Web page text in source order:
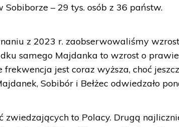
Sobiborze – 29 tys. osób z 36 państw.
z 2023 r. zaobserwowaliśmy
samego Majdanka to wzrost o prawie
frekwencja jest coraz wyższa, choć
Sobibór i Bełżec odwiedzało
zwiedzających to Polacy. Drugą